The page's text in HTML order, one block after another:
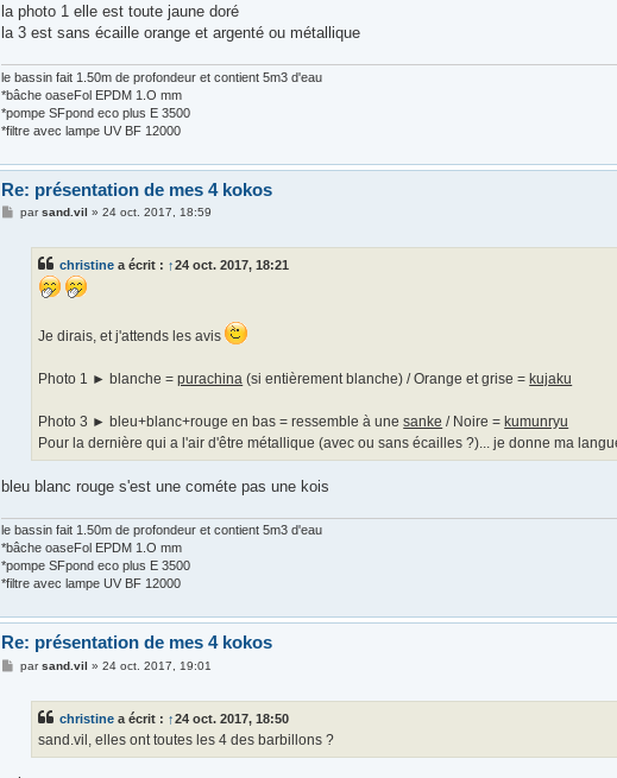
la photo 1 elle est toute jaune doré
la 3 est sans écaille orange et argenté ou métallique
le bassin fait 1.50m de profondeur et contient 5m3 d'eau
*bâche oaseFol EPDM 1.O mm
*pompe SFpond eco plus E 3500
*filtre avec lampe UV BF 12000
Re: présentation de mes 4 kokos
Mparsand.vil »24 oct. 2017, 18:59
christine a écrit : ↑24 oct. 2017, 18:21
Je dirais, et j'attends les avis
Photo 1 ► blanche =purachina (si entièrement blanche) / Orange et grise = kujaku
Photo 3 ► bleu+blanc+rouge en bas = ressemble à unesanke / Noire = kumunryu
Pour la dernière qui a l'air d'être métallique (avec ou sans écailles ?)... je donne ma
bleu blanc rouge s'est une cométe pas une kois
le bassin fait 1.50m de profondeur et contient 5m3 d'eau
*bâche oaseFol EPDM 1.O mm
*pompe SFpond eco plus E 3500
*filtre avec lampe UV BF 12000
Re: présentation de mes 4 kokos
Mparsand.vil »24 oct. 2017, 19:01
christine a écrit : ↑24 oct. 2017, 18:50
sand.vil, elles ont toutes les 4 des barbillons ?